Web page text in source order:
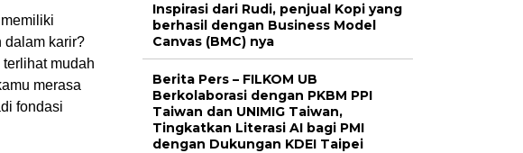
dalam karir?
mudah
merasa
fondasi
Inspirasi dari Rudi, penjual Kopi yang
berhasil dengan Business Model
Canvas (BMC) nya
Berita Pers – FILKOM UB
Berkolaborasi dengan PKBM PPI
Taiwan dan UNIMIG Taiwan,
Tingkatkan Literasi AI bagi PMI
dengan Dukungan KDEI Taipei